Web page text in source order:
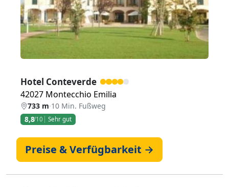
Hotel Conteverde
42027 Montecchio Emilia
733 m·10 Min. Fußweg
8,8/10 Sehr gut
Preise & Verfügbarkeit →